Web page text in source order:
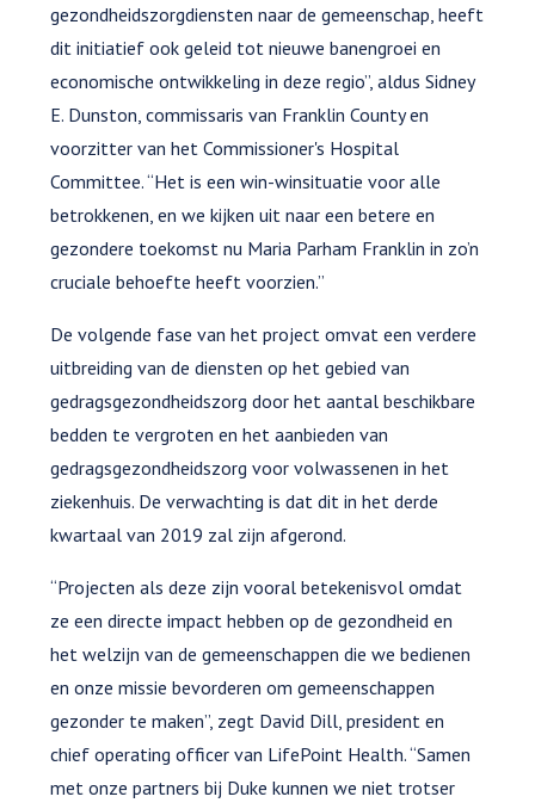
gezondheidszorgdiensten naar de gemeenschap, heeft
dit initiatief ook geleid tot nieuwe banengroei en
economische ontwikkeling in deze regio”, aldus Sidney
E. Dunston, commissaris van Franklin County en
voorzitter van het Commissioner's Hospital
Committee. “Het is een win-winsituatie voor alle
betrokkenen, en we kijken uit naar een betere en
gezondere toekomst nu Maria Parham Franklin in zo’n
cruciale behoefte heeft voorzien.”
De volgende fase van het project omvat een verdere
uitbreiding van de diensten op het gebied van
gedragsgezondheidszorg door het aantal beschikbare
bedden te vergroten en het aanbieden van
gedragsgezondheidszorg voor volwassenen in het
ziekenhuis. De verwachting is dat dit in het derde
kwartaal van 2019 zal zijn afgerond.
“Projecten als deze zijn vooral betekenisvol omdat
ze een directe impact hebben op de gezondheid en
het welzijn van de gemeenschappen die we bedienen
en onze missie bevorderen om gemeenschappen
gezonder te maken”, zegt David Dill, president en
chief operating officer van LifePoint Health. “Samen
met onze partners bij Duke kunnen we niet trotser